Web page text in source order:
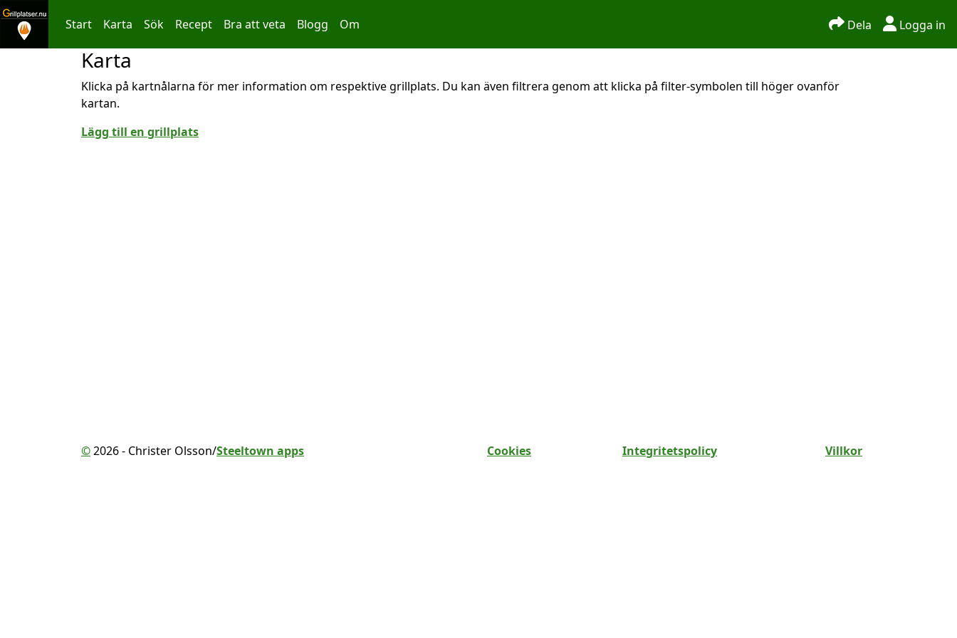
Hoppa till innehållet
Start Karta Sök Recept Bra att veta Blogg Om Dela Logga in
Karta
Klicka på kartnålarna för mer information om respektive grillplats. Du kan även filtrera genom att klicka på filter-symbolen till höger ovanför
kartan.
Lägg till en grillplats
©2026 - Christer Olsson/Steeltown apps Cookies Integritetspolicy Villkor